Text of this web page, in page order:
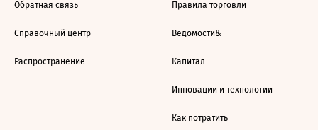
Обратная связь
Справочный центр
Распространение
Правила торговли
Ведомости&
Капитал
Инновации и технологии
Как потратить